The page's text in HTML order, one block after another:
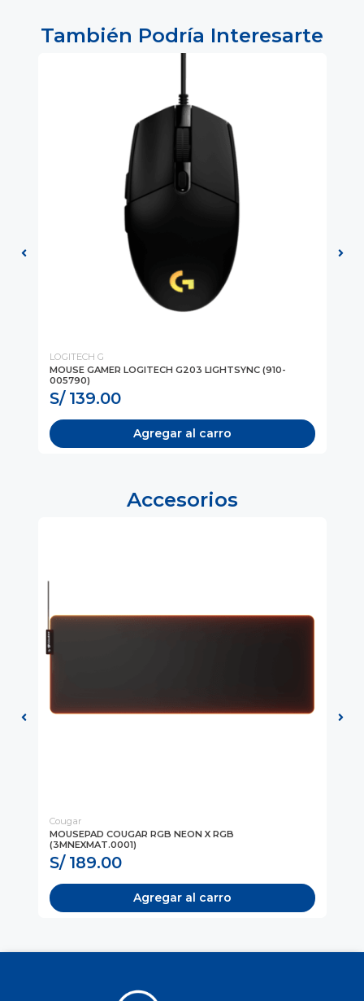
También Podría Interesarte
LOGITECH G
MOUSE GAMER LOGITECH G203 LIGHTSYNC (910-
005790)
S/ 139.00
Agregar al carro
Accesorios
Cougar
MOUSEPAD COUGAR RGB NEON X RGB
(3MNEXMAT.0001)
S/ 189.00
Agregar al carro